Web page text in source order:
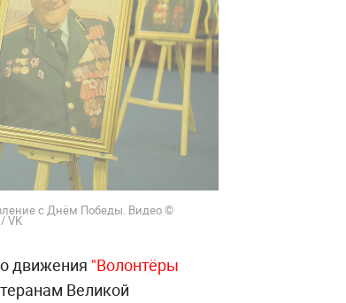
с Днём Победы. Видео ©
/ VK
движения "Волонтёры
Великой